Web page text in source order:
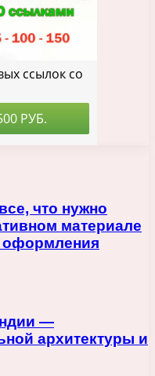
что нужно
материале
оформления
—
архитектуры и